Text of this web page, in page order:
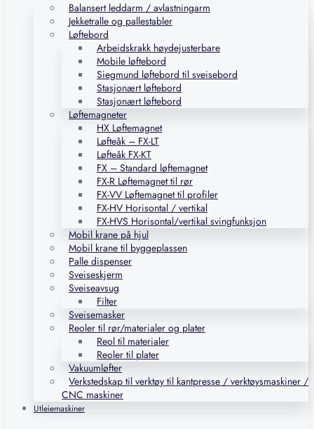
Balansert leddarm / avlastningarm
Jekketralle og pallestabler
Løftebord
Arbeidskrakk høydejusterbare
Mobile løftebord
Siegmund løftebord til sveisebord
Stasjonært løftebord
Stasjonært løftebord
Løftemagneter
HX Løftemagnet
Løfteåk – FX-LT
Løfteåk FX-KT
FX – Standard løftemagnet
FX-R Løftemagnet til rør
FX-VV Løftemagnet til profiler
FX-HV Horisontal / vertikal
FX-HVS Horisontal/vertikal svingfunksjon
Mobil krane på hjul
Mobil krane til byggeplassen
Palle dispenser
Sveiseskjerm
Sveiseavsug
Filter
Sveisemasker
Reoler til rør/materialer og plater
Reol til materialer
Reoler til plater
Vakuumløfter
Verkstedskap til verktøy til kantpresse / verktøysmaskiner /
CNC maskiner
Utleiemaskiner